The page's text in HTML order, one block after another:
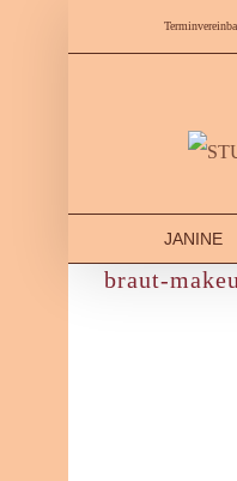
JANINE
braut-